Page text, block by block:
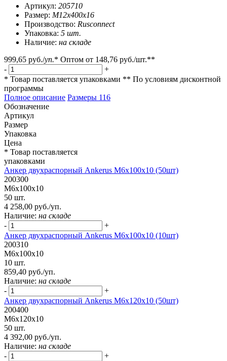
Артикул: 205710
Размер: М12х400х16
Производство: Rusconnect
Упаковка: 5 шт.
Наличие: на складе
999,65 руб./уп.* Оптом от 148,76 руб./шт.**
-
+
* Товар поставляется упаковками ** По условиям дисконтной
программы
Полное описание Размеры 116
Обозначение
Артикул
Размер
Упаковка
Цена
* Товар поставляется
упаковками
Анкер двухраспорный Ankerus М6х100х10 (50шт)
200300
М6х100х10
50 шт.
4 258,00 руб./уп.
Наличие: на складе
-
+
Анкер двухраспорный Ankerus М6х100х10 (10шт)
200310
М6х100х10
10 шт.
859,40 руб./уп.
Наличие: на складе
-
+
Анкер двухраспорный Ankerus М6х120х10 (50шт)
200400
М6х120х10
50 шт.
4 392,00 руб./уп.
Наличие: на складе
-
+